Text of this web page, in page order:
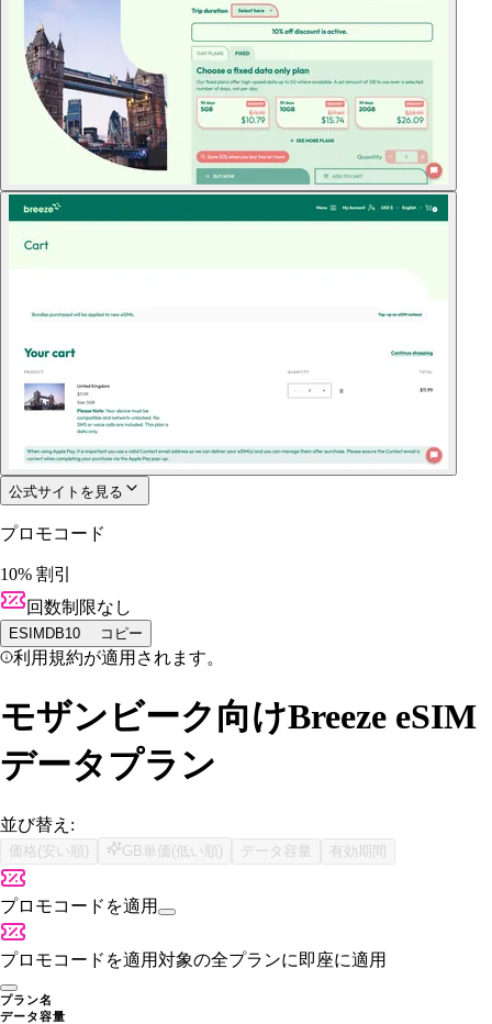
公式サイトを見る
プロモコード
10% 割引
回数制限なし
ESIMDB10 コピー
利用規約が適用されます。
モザンビーク向けBreeze eSIM
データプラン
並び替え:
価格(安い順) GB単価(低い順) データ容量 有効期間
プロモコードを適用
プロモコードを適用対象の全プランに即座に適用
プラン名
データ容量